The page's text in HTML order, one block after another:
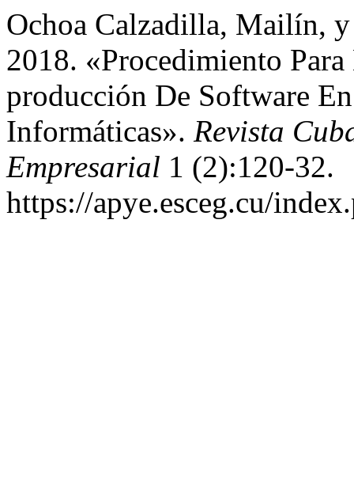
Ochoa Calzadilla, Mailín, y
2018. «Procedimiento
producción De Software
Informáticas». Revista
Empresarial 1 (2):120-32.
https://apye.esceg.cu/